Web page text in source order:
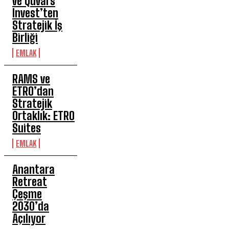
Invest’ten
Stratejik İş
Birliği
EMLAK
RAMS ve
ETRO’dan
Stratejik
Ortaklık: ETRO
Suites
EMLAK
Anantara
Retreat
Çeşme
2030’da
Açılıyor